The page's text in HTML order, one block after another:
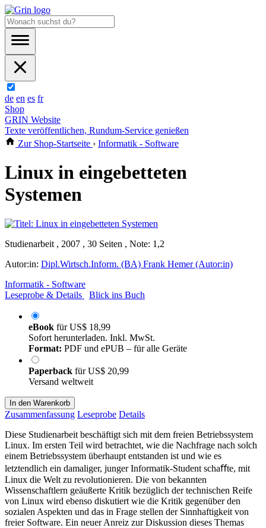
de en es fr
Shop
GRIN Website
Texte veröffentlichen, Rundum-Service genießen
Zur Shop-Startseite › Informatik - Software
Linux in eingebetteten
Systemen
Studienarbeit , 2007 , 30 Seiten , Note: 1,2
Autor:in: Dipl.Wirtsch.Inform. (BA) Frank Hemer (Autor:in)
Informatik - Software
Leseprobe & Details
Blick ins Buch
eBook fürUS$ 18,99
Sofort herunterladen. Inkl. MwSt.
Format: PDF und ePUB – für alle Geräte
Paperback fürUS$ 20,99
Versand weltweit
In den Warenkorb
Zusammenfassung Leseprobe Details
Diese Studienarbeit beschäftigt sich mit dem freien Betriebssystem
Linux. Im ersten Teil wird betrachtet, wie die Nachfrage nach solch
einem Betriebssystem überhaupt entstanden ist und wie es
letztendlich ein damaliger, junger Informatik-Student schaﬀte, mit
Linux die Welt zu revolutionieren. Die von bekannten
Wissenschaftlern geäußerte Kritik bezüglich der technischen Reife
von Linux wird ebenso diskutiert wie die Kritik gegenüber den
sozialen Aspekten und das in Frage stellen der Sinnhaftigkeit von
freier Software. Ein neuer Anreiz zur Diskussion dieses Themas